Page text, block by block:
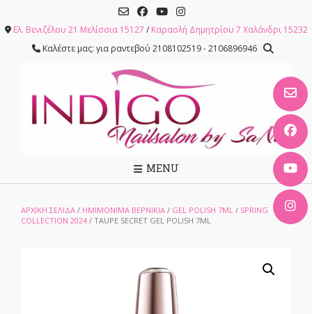
content
Ελ. Βενιζέλου 21 Μελίσσια 15127 / Καραολή Δημητρίου 7 Χαλάνδρι 15232
Καλέστε μας: για ραντεβού 2108102519 - 2106896946
MENU
ΑΡΧΙΚΉ ΣΕΛΊΔΑ / ΗΜΙΜΟΝΙΜΑ ΒΕΡΝΙΚΙΑ / GEL POLISH 7ML / SPRING
COLLECTION 2024 / TAUPE SECRET GEL POLISH 7ML